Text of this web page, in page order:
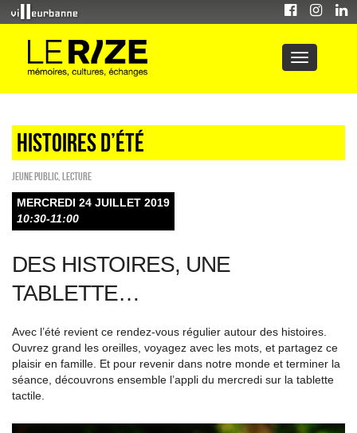
Histoires d’été
Jeune public Lecture
MERCREDI 24 JUILLET 2019
10:30-11:00
DES HISTOIRES, UNE
TABLETTE…
Avec l’été revient ce rendez-vous régulier autour des histoires.
Ouvrez grand les oreilles, voyagez avec les mots, et partagez ce
plaisir en famille. Et pour revenir dans notre monde et terminer la
séance, découvrons ensemble l’appli du mercredi sur la tablette
tactile.